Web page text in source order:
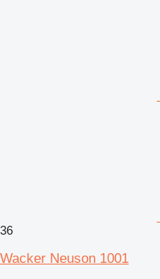
36
Wacker Neuson 1001